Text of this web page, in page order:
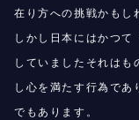
在り方への挑戦かもし
しかし日本にはかつ
していましたそれは
し心を満たす行為で
でもあります。